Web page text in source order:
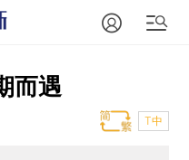
而遇
T中